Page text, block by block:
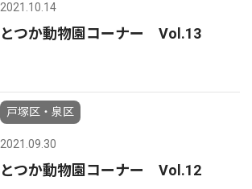
2021.10.14
とつか動物園コーナー Vol.13
戸塚区・泉区
2021.09.30
とつか動物園コーナー Vol.12